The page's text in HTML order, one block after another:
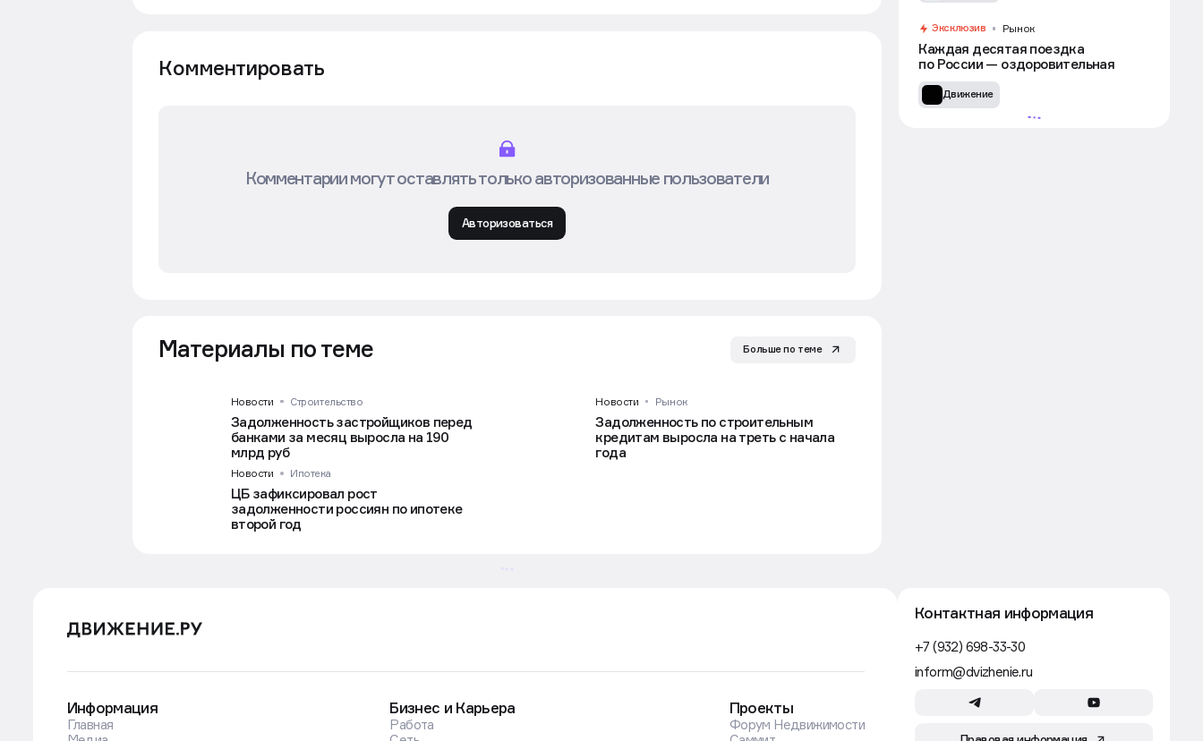
Комментарии могут оставлять только авторизованные пользователи
Материалы по теме
Новости
Задолженность застройщиков перед
банками за месяц выросла на 190
млрд руб
Новости
Новости Ипотека
Эксклюзив Рынок
Каждая десятая поездка
по России — оздоровительная
Движение
PR-директор ПИК покинул
агентство
Движение